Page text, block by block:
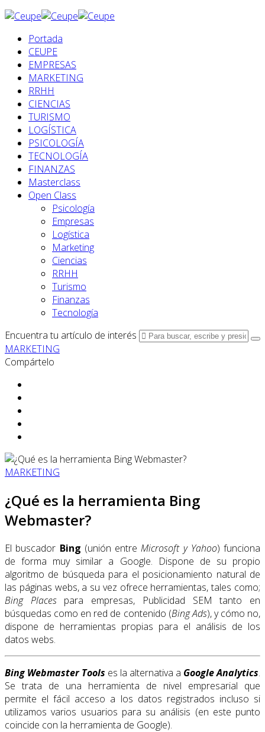
Portada
CEUPE
EMPRESAS
MARKETING
RRHH
CIENCIAS
TURISMO
LOGÍSTICA
PSICOLOGÍA
TECNOLOGÍA
FINANZAS
Masterclass
Open Class
Psicología
Empresas
Logística
Marketing
Ciencias
RRHH
Turismo
Finanzas
Tecnología
Encuentra tu artículo de interés
MARKETING
Compártelo
MARKETING
¿Qué es la herramienta Bing
Webmaster?
El buscador Bing (unión entreMicrosoft y Yahoo) funciona
de forma muy similar a Google. Dispone de su propio
algoritmo de búsqueda para el posicionamiento natural de
las páginas webs, a su vez ofrece herramientas, tales como;
Bing Placespara empresas, Publicidad SEM tanto en
búsquedas como en red de contenido (Bing Ads), y cómo no,
dispone de herramientas propias para el análisis de los
datos webs.
Bing Webmaster Tools es la alternativa a Google Analytics.
Se trata de una herramienta de nivel empresarial que
permite el fácil acceso a los datos registrados incluso si
utilizamos varios usuarios para su análisis (en este punto
coincide con la herramienta de Google).